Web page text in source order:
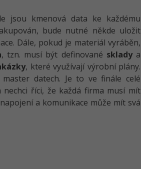
jsou kmenová data ke každému
bude nutné někde uložit
Dále, pokud je materiál vyráběn,
, tzn. musí být definované skladya
, které využívají výrobní plány.
datech. Je to ve finále celé
říci, že každá firma musí mít
a komunikace může mít svá